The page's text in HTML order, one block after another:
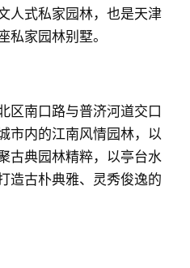
人式私家园林，也是天津
私家园林别墅。
区南口路与普济河道交口
市内的江南风情园林，以
古典园林精粹，以亭台水
造古朴典雅、灵秀俊逸的